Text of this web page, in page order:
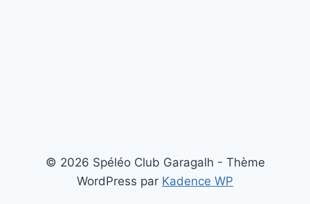
© 2026 Spéléo Club Garagalh - Thème
WordPress par Kadence WP